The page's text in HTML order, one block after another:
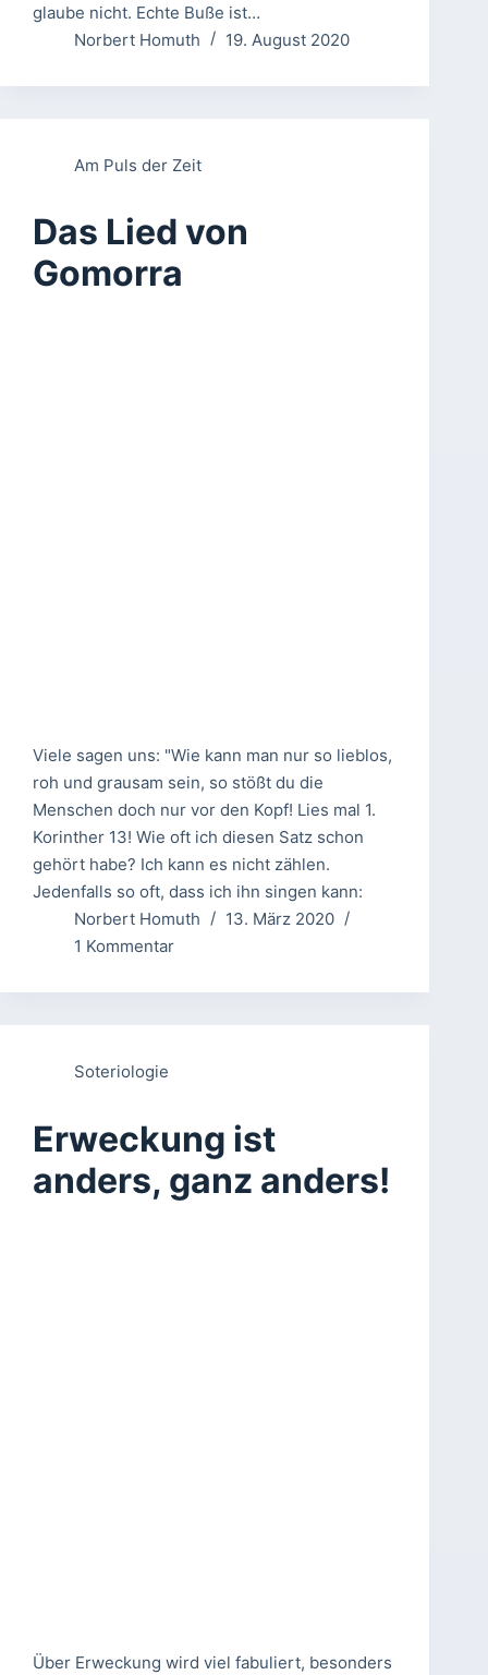
glaube nicht. Echte Buße ist…
Norbert Homuth
19. August 2020
Am Puls der Zeit
Das Lied von
Gomorra
Viele sagen uns: "Wie kann man nur so lieblos,
roh und grausam sein, so stößt du die
Menschen doch nur vor den Kopf! Lies mal 1.
Korinther 13! Wie oft ich diesen Satz schon
gehört habe? Ich kann es nicht zählen.
Jedenfalls so oft, dass ich ihn singen kann:
Norbert Homuth
13. März 2020
1 Kommentar
Soteriologie
Erweckung ist
anders, ganz anders!
Über Erweckung wird viel fabuliert, besonders